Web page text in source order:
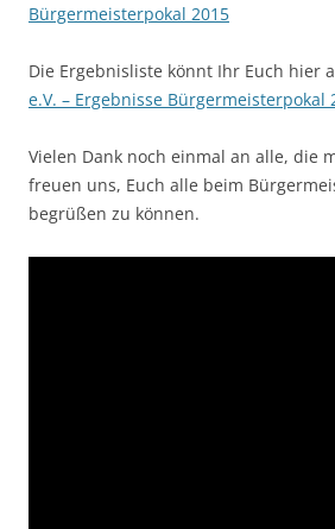
Bürgermeisterpokal 2015
Die Ergebnisliste könnt Ihr Euch hier
e.V. – Ergebnisse Bürgermeisterpokal
Vielen Dank noch einmal an alle, die
freuen uns, Euch alle beim
begrüßen zu können.